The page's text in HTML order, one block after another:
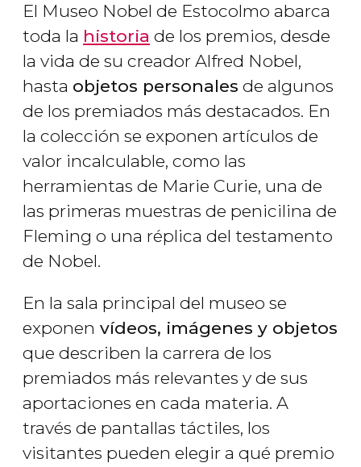
El Museo Nobel de Estocolmo abarca
toda la historia de los premios, desde
la vida de su creador Alfred Nobel,
hasta objetos personales de algunos
de los premiados más destacados. En
la colección se exponen artículos de
valor incalculable, como las
herramientas de Marie Curie, una de
las primeras muestras de penicilina de
Fleming o una réplica del testamento
de Nobel.
En la sala principal del museo se
exponen vídeos, imágenes y objetos
que describen la carrera de los
premiados más relevantes y de sus
aportaciones en cada materia. A
través de pantallas táctiles, los
visitantes pueden elegir a qué premio